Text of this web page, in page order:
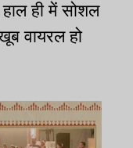
ही में सोशल
वायरल हो